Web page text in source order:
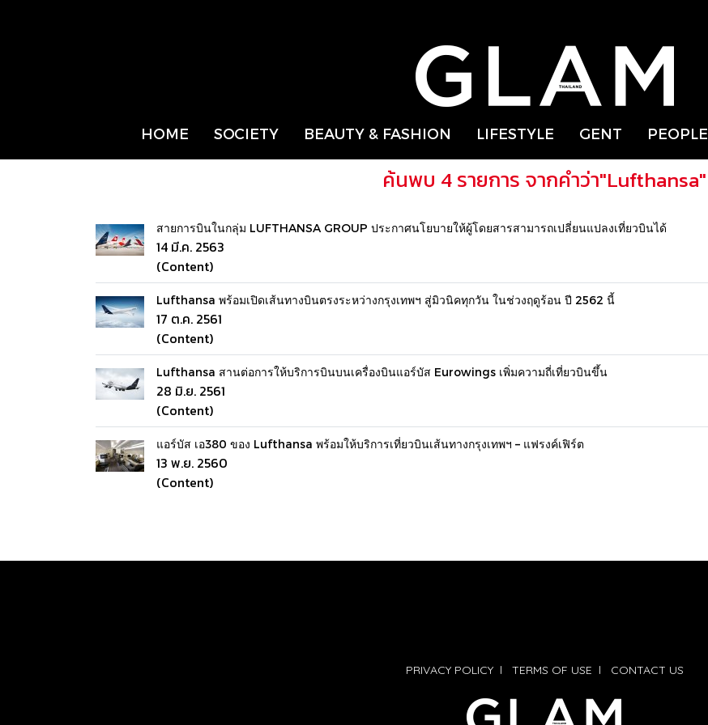
HOME SOCIETY BEAUTY & FASHION LIFESTYLE GENT PEOPLE
ค้นพบ 4 รายการ จากคำว่า"Lufthansa"
สายการบินในกลุ่ม LUFTHANSA GROUP ประกาศนโยบายให้ผู้โดยสารสามารถเปลี่ยนแปลงเที่ยวบินได้
14 มี.ค. 2563
(Content)
Lufthansa พร้อมเปิดเส้นทางบินตรงระหว่างกรุงเทพฯ สู่มิวนิคทุกวัน ในช่วงฤดูร้อน ปี 2562 นี้
17 ต.ค. 2561
(Content)
Lufthansa สานต่อการให้บริการบินบนเครื่องบินแอร์บัส Eurowings เพิ่มความถี่เที่ยวบินขึ้น
28 มิ.ย. 2561
(Content)
แอร์บัส เอ380 ของ Lufthansa พร้อมให้บริการเที่ยวบินเส้นทางกรุงเทพฯ – แฟรงค์เฟิร์ต
13 พ.ย. 2560
(Content)
PRIVACY POLICYl TERMS OF USE l CONTACT US